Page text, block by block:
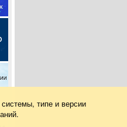
типе и версии